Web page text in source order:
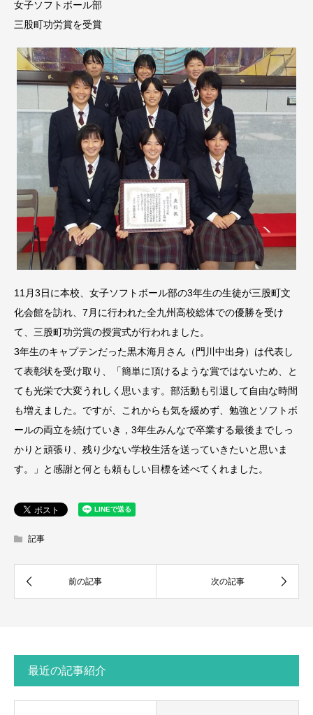
女子ソフトボール部
三股町功労賞を受賞
11月3日に本校、女子ソフトボール部の3年生の生徒が三股町文
化会館を訪れ、7月に行われた全九州高校総体での優勝を受け
て、三股町功労賞の授賞式が行われました。
3年生のキャプテンだった黒木海月さん（門川中出身）は代表し
て表彰状を受け取り、「簡単に頂けるような賞ではないため、と
ても光栄で大変うれしく思います。部活動も引退して自由な時間
も増えました。ですが、これからも気を緩めず、勉強とソフトボ
ールの両立を続けていき，3年生みんなで卒業する最後までしっ
かりと頑張り、残り少ない学校生活を送っていきたいと思いま
す。」と感謝と何とも頼もしい目標を述べてくれました。
記事
最近の記事紹介